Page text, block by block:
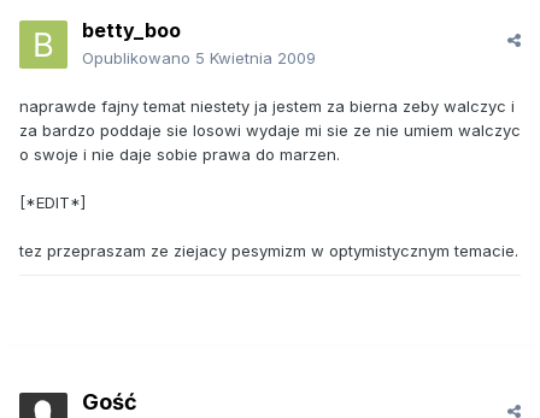
betty_boo
Opublikowano 5 Kwietnia 2009
naprawde fajny temat niestety ja jestem za bierna zeby walczyc i
za bardzo poddaje sie losowi wydaje mi sie ze nie umiem walczyc
o swoje i nie daje sobie prawa do marzen.
[*EDIT*]
tez przepraszam ze ziejacy pesymizm w optymistycznym temacie.
Gość